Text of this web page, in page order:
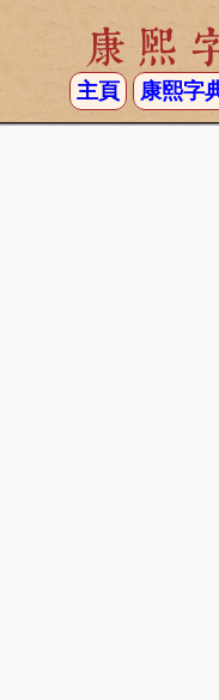
康熙
主頁 康熙字